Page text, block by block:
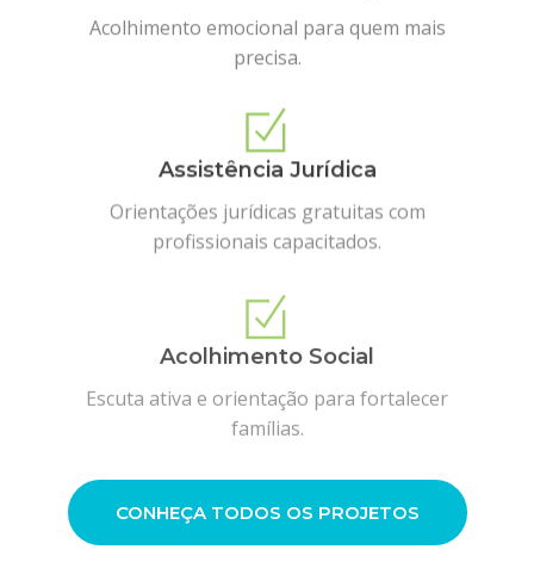
Acolhimento emocional para quem mais
precisa.
Assistência Jurídica
profissionais capacitados.
Acolhimento Social
Escuta ativa e orientação para fortalecer
famílias.
CONHEÇA TODOS OS PROJETOS